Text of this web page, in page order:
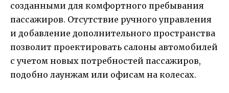
созданными для комфортного пребывания
пассажиров. Отсутствие ручного управления
и добавление дополнительного пространства
позволит проектировать салоны автомобилей
с учетом новых потребностей пассажиров,
подобно лаунжам или офисам на колесах.